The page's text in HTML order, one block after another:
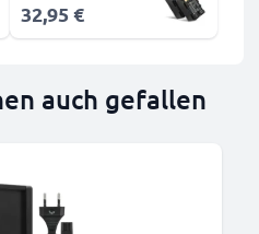
32,95 €
auch gefallen